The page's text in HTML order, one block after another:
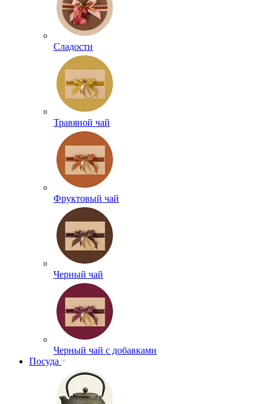
Сладости
Травяной чай
Фруктовый чай
Черный чай
Черный чай с добавками
Посуда